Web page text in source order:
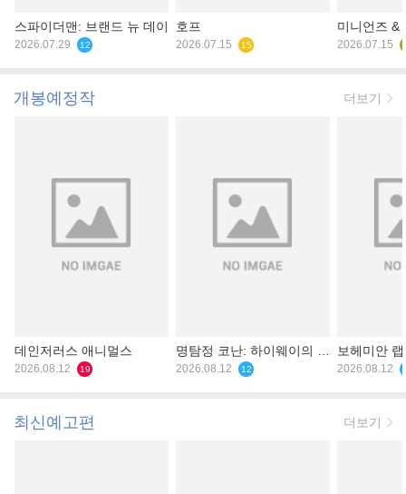
스파이더맨: 브랜드 뉴 데이
2026.07.29 12
호프
2026.07.15 15
미니언즈 &
2026.07.15
개봉예정작 더보기
데인저러스 애니멀스
2026.08.12 19
명탐정 코난: 하이웨이의 타
천사
2026.08.12 12
보헤미안
2026.08.12
최신예고편 더보기